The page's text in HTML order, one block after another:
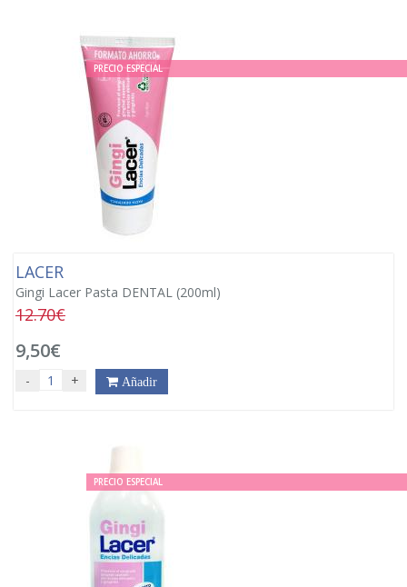
PRECIO ESPECIAL
LACER
Gingi Lacer Pasta DENTAL (200ml)
12.70€
9,50€
- + Añadir
PRECIO ESPECIAL